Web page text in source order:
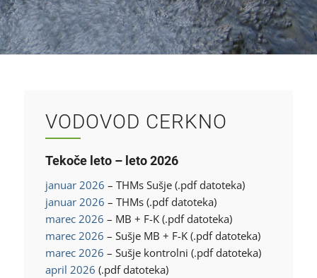
VODOVOD CERKNO
Tekoče leto – leto 2026
januar 2026 – THMs Sušje (.pdf datoteka)
januar 2026 – THMs (.pdf datoteka)
marec 2026 – MB + F-K (.pdf datoteka)
marec 2026 – Sušje MB + F-K (.pdf datoteka)
marec 2026 – Sušje kontrolni (.pdf datoteka)
april 2026 (.pdf datoteka)